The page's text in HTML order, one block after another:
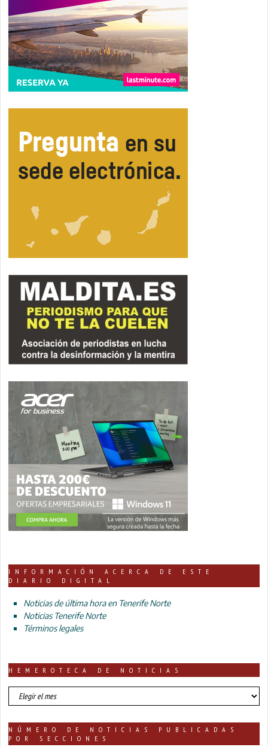
INFORMACIÓN ACERCA DE ESTE
DIARIO DIGITAL
Noticias de última hora en Tenerife Norte
Noticias Tenerife Norte
Términos legales
HEMEROTECA DE NOTICIAS
HEMEROTECA
DE
NÚMERO DE NOTICIAS PUBLICADAS
POR SECCIONES